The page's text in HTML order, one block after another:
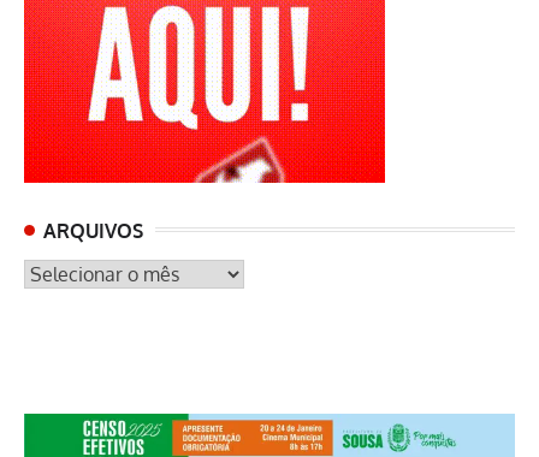
ARQUIVOS
ARQUIVOS